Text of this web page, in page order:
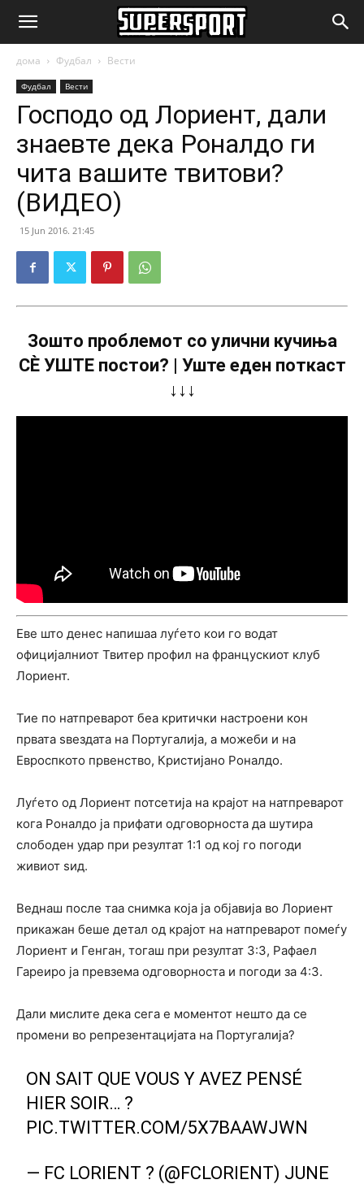
SuperSport.mk
дома Фудбал Вести
Фудбал Вести
Господо од Лориент, дали
знаевте дека Роналдо ги
чита вашите твитови?
(ВИДЕО)
15 Jun 2016. 21:45
Зошто проблемот со улични кучиња
СÈ УШТЕ постои? | Уште еден поткаст
↓↓↓
Еве што денес напишаа луѓето кои го водат
официјалниот Твитер профил на францускиот клуб
Лориент.
Тие по натпреварот беа критички настроени кон
првата ѕвездата на Португалија, а можеби и на
Евроспкото првенство, Кристијано Роналдо.
Луѓето од Лориент потсетија на крајот на натпреварот
кога Роналдо ја прифати одговорноста да шутира
слободен удар при резултат 1:1 од кој го погоди
живиот ѕид.
Веднаш после таа снимка која ја објавија во Лориент
прикажан беше детал од крајот на натпреварот помеѓу
Лориент и Генган, тогаш при резултат 3:3, Рафаел
Гареиро ја превзема одговорноста и погоди за 4:3.
Дали мислите дека сега е моментот нешто да се
промени во репрезентацијата на Португалија?
ON SAIT QUE VOUS Y AVEZ PENSÉ
HIER SOIR… ?
PIC.TWITTER.COM/5X7BAAWJWN
— FC LORIENT ? (@FCLORIENT) JUNE